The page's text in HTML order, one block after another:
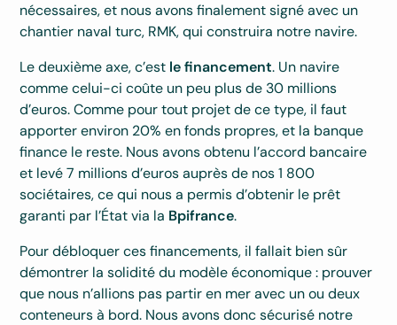
nécessaires, et nous avons finalement signé avec un
chantier naval turc, RMK, qui construira notre navire.
Le deuxième axe, c’est le financement. Un navire
comme celui-ci coûte un peu plus de 30 millions
d’euros. Comme pour tout projet de ce type, il faut
apporter environ 20% en fonds propres, et la banque
finance le reste. Nous avons obtenu l’accord bancaire
et levé 7 millions d’euros auprès de nos 1 800
sociétaires, ce qui nous a permis d’obtenir le prêt
garanti par l’État via la Bpifrance.
Pour débloquer ces financements, il fallait bien sûr
démontrer la solidité du modèle économique : prouver
que nous n’allions pas partir en mer avec un ou deux
conteneurs à bord. Nous avons donc sécurisé notre